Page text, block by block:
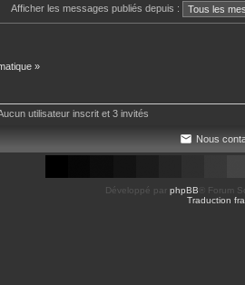
Afficher les messages publiés depuis :
»
utilisateur inscrit et 3 invités
Nous
Développé par phpBB ® Forum
Traduction